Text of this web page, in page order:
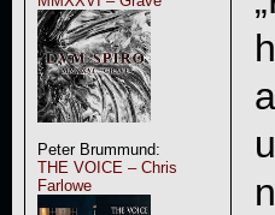
Peter Brummund:
THE VOICE – Chris
Farlowe